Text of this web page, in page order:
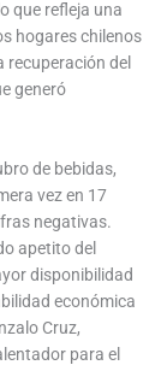
que refleja una
hogares chilenos
recuperación del
generó
de bebidas,
vez en 17
negativas.
apetito del
disponibilidad
económica
Cruz,
para el